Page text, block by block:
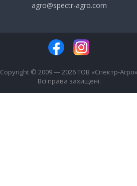
agro@spectr-agro.com
Copyright © 2009 — 2026 ТОВ «Спектр-
Всі права захищені.